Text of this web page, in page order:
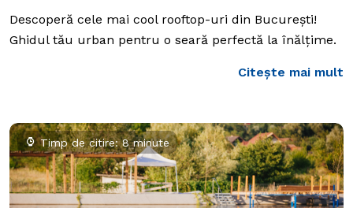
Descoperă cele mai cool rooftop-uri din București!
Ghidul tău urban pentru o seară perfectă la înălțime.
Citește mai mult
Timp de citire: 8 minute